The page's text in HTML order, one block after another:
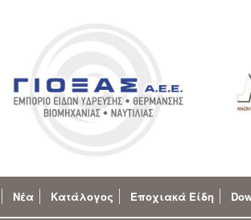
Νέα Κατάλογος Εποχιακά Είδη